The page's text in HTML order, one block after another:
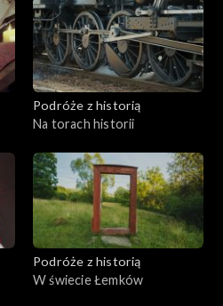
Podróże z historią
Na torach historii
Podróże z historią
W świecie Łemków